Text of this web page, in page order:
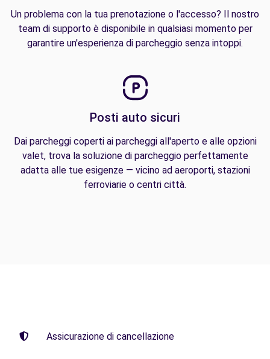
Un problema con la tua prenotazione o l'accesso? Il nostro
team di supporto è disponibile in qualsiasi momento per
garantire un'esperienza di parcheggio senza intoppi.
Posti auto sicuri
Dai parcheggi coperti ai parcheggi all'aperto e alle opzioni
valet, trova la soluzione di parcheggio perfettamente
adatta alle tue esigenze — vicino ad aeroporti, stazioni
ferroviarie o centri città.
Assicurazione di cancellazione